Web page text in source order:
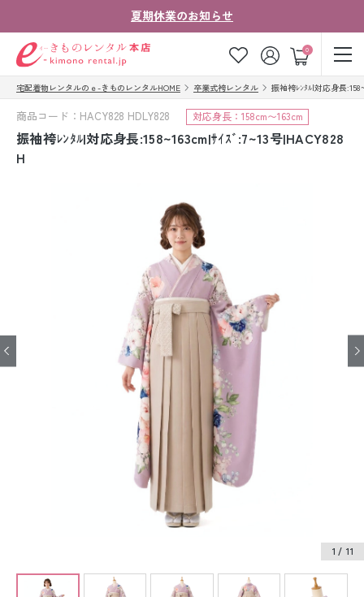
夏期休業のお知らせ
0
ゲスト
お気に入り ログイン カート
ご注文の流れ
会社案内
法人・グループの
お客様はこちら
ジュニア着物レンタル
宅配着物レンタルのｅ-きものレンタルHOME 卒業式袴レンタル 振袖袴ﾚﾝﾀﾙ|対応身長
商品コード：HACY828 HDLY828 対応身長：158cm〜163cm
振袖袴ﾚﾝﾀﾙ|対応身長:158~163cm|ｻｲｽﾞ:7~13号|HACY828
H
1 / 11